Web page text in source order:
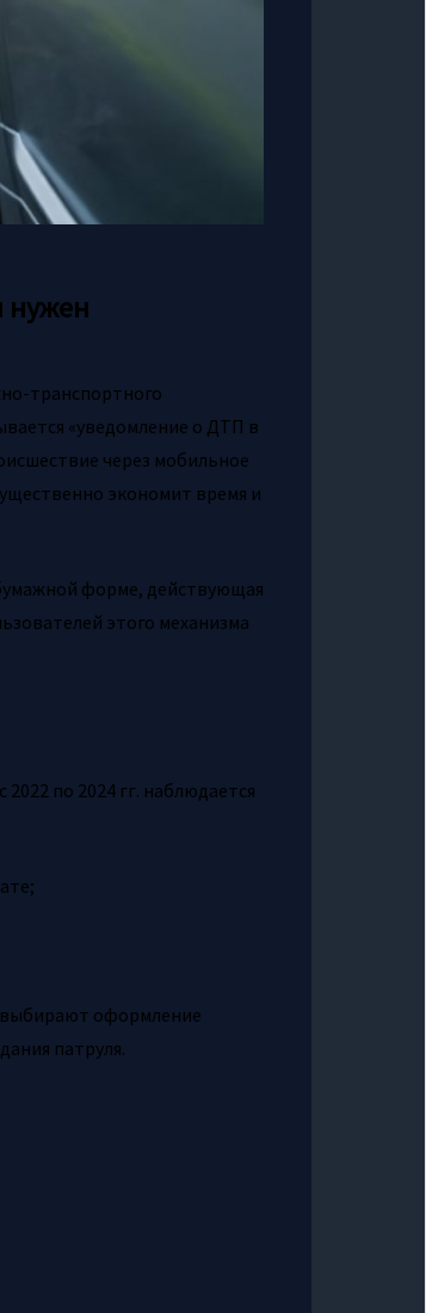
нужен
транспортного
«уведомление о ДТП в
через мобильное
экономит время и
форме, действующая
этого механизма
по 2024 гг. наблюдается
выбирают оформление
патруля.